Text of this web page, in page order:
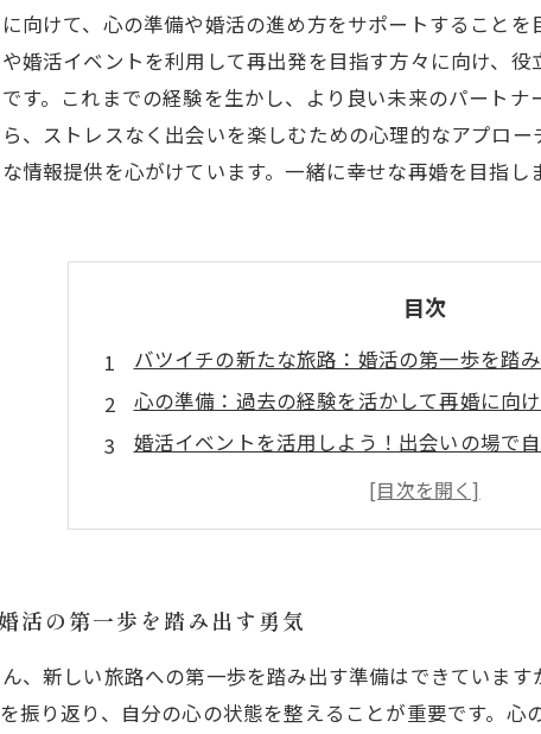
向けて、心の準備や婚活の進め方をサポートすること
婚活イベントを利用して再出発を目指す方々に向け、
す。これまでの経験を生かし、より良い未来のパート
、ストレスなく出会いを楽しむための心理的なアプロ
情報提供を心がけています。一緒に幸せな再婚を目指し
目次
バツイチの新たな旅路：婚活の第一歩を踏
心の準備：過去の経験を活かして再婚に向
婚活イベントを活用しよう！出会いの場で
ストレスフリーな出会いを楽しむための心
理想のパートナーとの出会いを叶えるため
再婚への希望を持って：幸せな未来を手に入
活の第一歩を踏み出す勇気
、新しい旅路への第一歩を踏み出す準備はできていま
振り返り、自分の心の状態を整えることが重要です。